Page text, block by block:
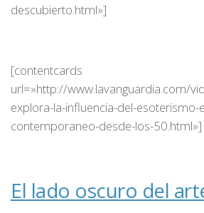
descubierto.html»]
[contentcards
url=»http://
explora-la-influencia-del-esoterismo-
contemporaneo-desde-los-50.html»]
El lado oscuro del